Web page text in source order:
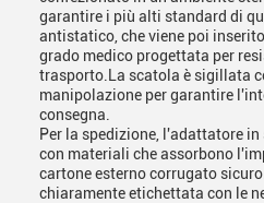
garantire i più alti standard di
antistatico, che viene poi
grado medico progettata per
trasporto.La scatola è sigillata
manipolazione per garantire
consegna.
Per la spedizione, l'adattatore
con materiali che assorbono
cartone esterno corrugato
chiaramente etichettata con le